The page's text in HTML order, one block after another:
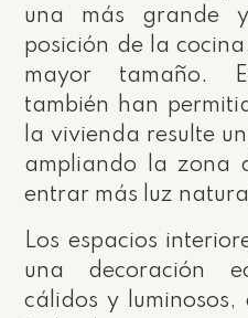
una más grande
posición de la
mayor tamaño.
también han
la vivienda resulte
ampliando la zona
entrar más luz
Los espacios
una decoración
cálidos y